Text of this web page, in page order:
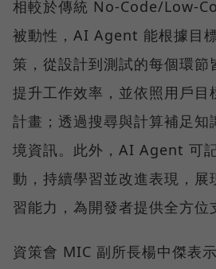
相較於傳統 No-Code/Low-
被動性，AI Agent 能根據目
策，從設計到測試的每個環節
提升工作效率，並依照用戶目
計畫；透過搜尋與計算補足知
境資訊。此外，AI Agent 可
動，持續學習並改進表現，展
習能力，為開發者提供全方位
資策會 MIC 副所長楊中傑表